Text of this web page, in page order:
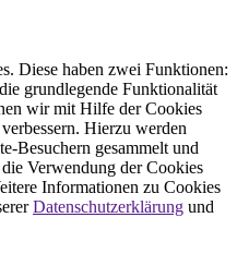
Diese haben zwei Funktionen:
grundlegende Funktionalität
wir mit Hilfe der Cookies
Hierzu werden
Besuchern gesammelt und
Verwendung der Cookies
Informationen zu Cookies
Datenschutzerklärung und